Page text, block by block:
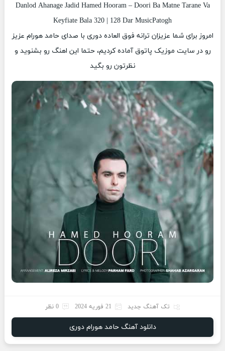
Danlod Ahanage Jadid Hamed Hooram – Doori Ba Matne Tarane Va
Keyfiate Bala 320 | 128 Dar MusicPatogh
امروز برای شما عزیزان ترانه فوق العاده دوری با صدای حامد هورام عزیز
رو در سایت موزیک پاتوق آماده کردیم، حتما این اهنگ رو بشنوید و
نظرتون رو بگید
تک آهنگ جدید 21 فوریه 2024 0 نظر
دانلود آهنگ حامد هورام دوری